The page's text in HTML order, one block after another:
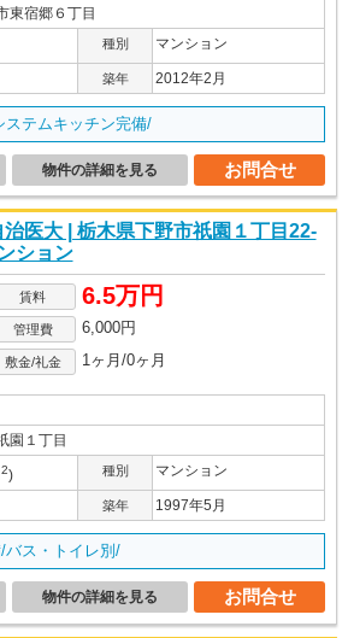
東宿郷６丁目
種別 マンション
築年 2012年2月
ステムキッチン完備/
お問合せ
物件の詳細を見る
医大 | 栃木県下野市祇園１丁目22-
ション
賃料 6.5万円
管理費 6,000円
敷金/礼金 1ヶ月/0ヶ月
園１丁目
2) 種別 マンション
築年 1997年5月
バス・トイレ別/
お問合せ
物件の詳細を見る